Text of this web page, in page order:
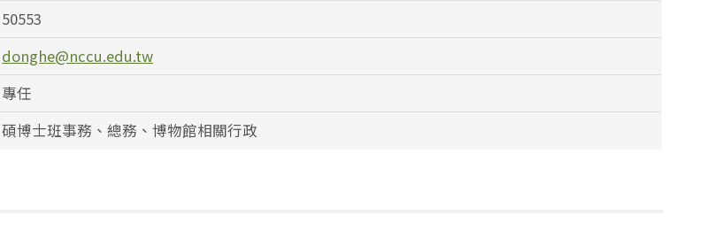
50553
donghe@nccu.edu.tw
專任
碩博士班事務、總務、博物館相關行政